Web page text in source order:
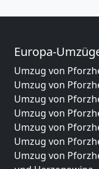
Europa-
Umzug von
Umzug von
Umzug von
Umzug von
Umzug von
Umzug von
Umzug von